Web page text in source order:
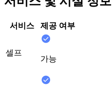
서비스 제공 여부
셀프
가능